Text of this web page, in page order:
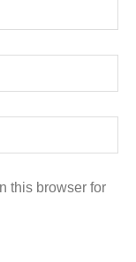
this browser for